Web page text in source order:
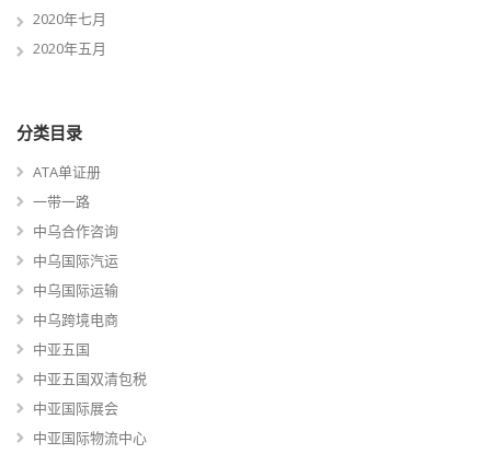
2020年七月
2020年五月
分类目录
ATA单证册
一带一路
中乌合作咨询
中乌国际汽运
中乌国际运输
中乌跨境电商
中亚五国
中亚五国双清包税
中亚国际展会
中亚国际物流中心